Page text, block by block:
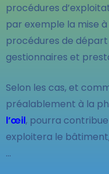
procédures
par exemple la mise
procédures de départ
gestionnaires et
Selon les cas, et
préalablement à la
l’œil, pourra
exploitera le
…